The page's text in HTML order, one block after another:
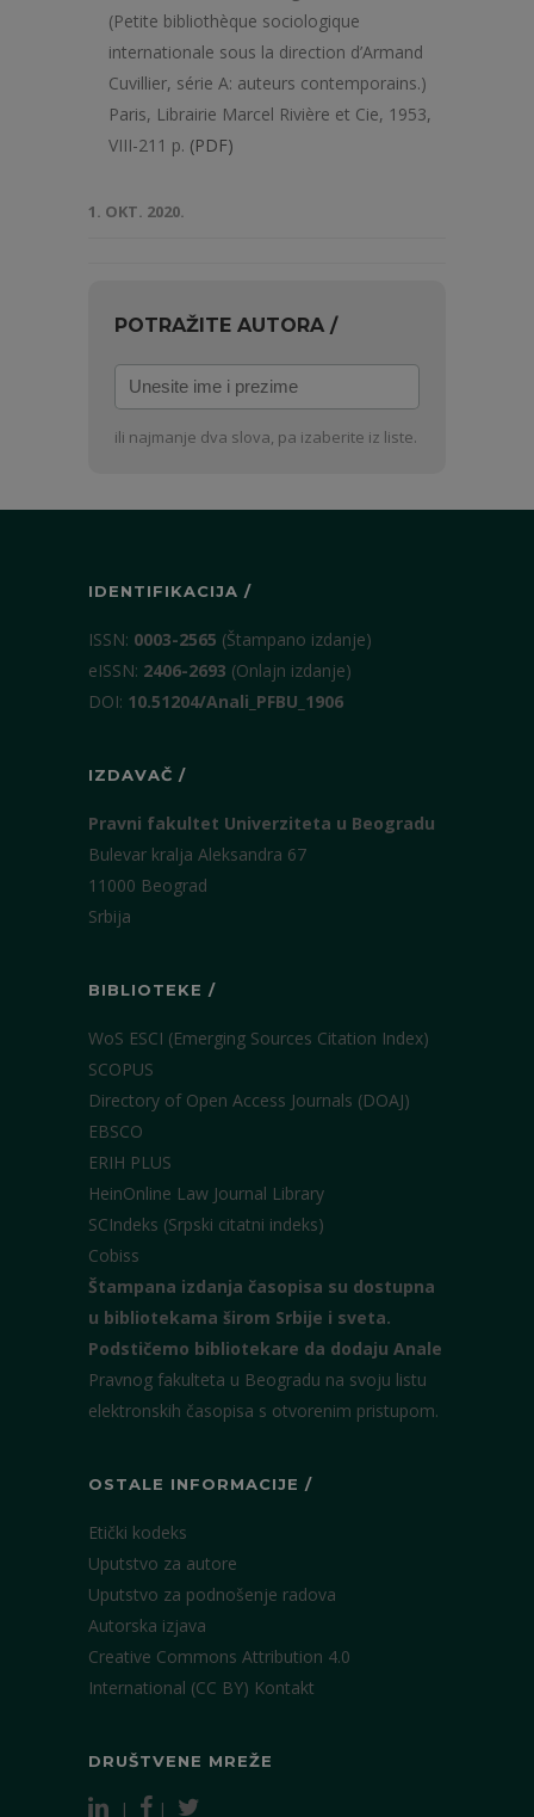
(Petite bibliothèque sociologique
internationale sous la direction d’Armand
Cuvillier, série A: auteurs contemporains.)
Paris, Librairie Marcel Rivière et Cie, 1953,
VIII-211 p. (PDF)
1. OKT. 2020.
POTRAŽITE AUTORA /
Unesite
ime
iili najmanje dva slova, pa izaberite iz liste.
IDENTIFIKACIJA /
ISSN: 0003-2565 (Štampano izdanje)
eISSN: 2406-2693 (Onlajn izdanje)
DOI: 10.51204/Anali_PFBU_1906
IZDAVAČ /
Pravni fakultet Univerziteta u Beogradu
Bulevar kralja Aleksandra 67
11000 Beograd
Srbija
BIBLIOTEKE /
WoS ESCI (Emerging Sources Citation Index)
SCOPUS
Directory of Open Access Journals (DOAJ)
EBSCO
ERIH PLUS
HeinOnline Law Journal Library
SCIndeks (Srpski citatni indeks)
Cobiss
Štampana izdanja časopisa su dostupna
u bibliotekama širom Srbije i sveta.
Podstičemo bibliotekare da dodaju Anale
Pravnog fakulteta u Beogradu na svoju listu
elektronskih časopisa s otvorenim pristupom.
OSTALE INFORMACIJE /
Etički kodeks
Uputstvo za autore
Uputstvo za podnošenje radova
Autorska izjava
Creative Commons Attribution 4.0
International (CC BY) Kontakt
DRUŠTVENE MREŽE
| |